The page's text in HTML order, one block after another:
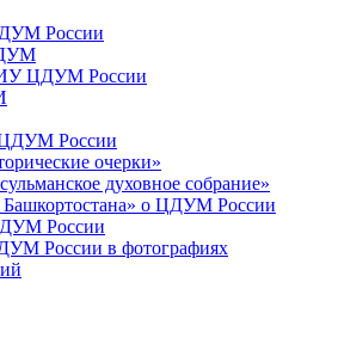
России
ЦДУМ России
России
очерки»
духовное собрание»
Башкортостана» о ЦДУМ России
России
России в фотографиях